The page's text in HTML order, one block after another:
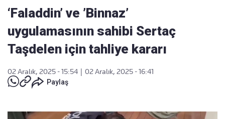
‘Faladdin’ ve ’Binnaz’
uygulamasının sahibi Sertaç
Taşdelen için tahliye kararı
02 Aralık, 2025 - 15:54
02 Aralık, 2025 - 16:41
Paylaş